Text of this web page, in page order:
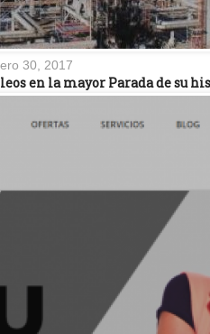
30, 2017
en la mayor Parada de su